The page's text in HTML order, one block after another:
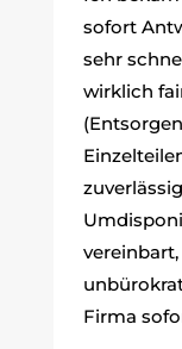
sofort
sehr
wirklich
Firma